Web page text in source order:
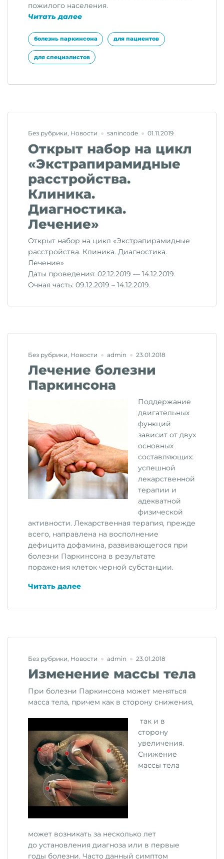
пожилого населения.
Читать далее«Влияние
на
риск
развития
Паркинсона»
болезнь паркинсона для пациентов
для специалистов
Без рубрики, Новости sanincode 01.11.2019
Открыт набор на цикл
«Экстрапирамидные
расстройства.
Клиника.
Диагностика.
Лечение»
Открыт набор на цикл «Экстрапирамидные
расстройства. Клиника. Диагностика.
Лечение»
Даты проведения: 02.12.2019 — 14.12.2019.
Очная часть: 09.12.2019 – 14.12.2019.
Без рубрики, Новости admin 23.01.2018
Лечение болезни
Паркинсона
Поддержание
двигательных
функций
зависит от двух
основных
составляющих:
успешной
лекарственной
терапии и
адекватной
физической
активности. Лекарственная терапия, прежде
всего, направлена на восполнение
дефицита дофамина, развивающегося при
болезни Паркинсона в результате
поражения клеток черной субстанции.
Читать далее«Лечение
Паркинсона»
Без рубрики, Новости admin 23.01.2018
Изменение массы тела
При болезни Паркинсона может меняться
масса тела, причем как в сторону снижения,
так и в
сторону
увеличения.
Снижение
массы тела
может возникать за несколько лет
до установления диагноза или в первые
годы болезни. Часто данный симптом